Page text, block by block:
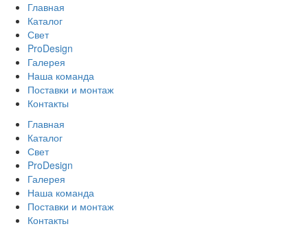
Главная
Каталог
Свет
ProDesign
Галерея
Наша команда
Поставки и монтаж
Контакты
Главная
Каталог
Свет
ProDesign
Галерея
Наша команда
Поставки и монтаж
Контакты